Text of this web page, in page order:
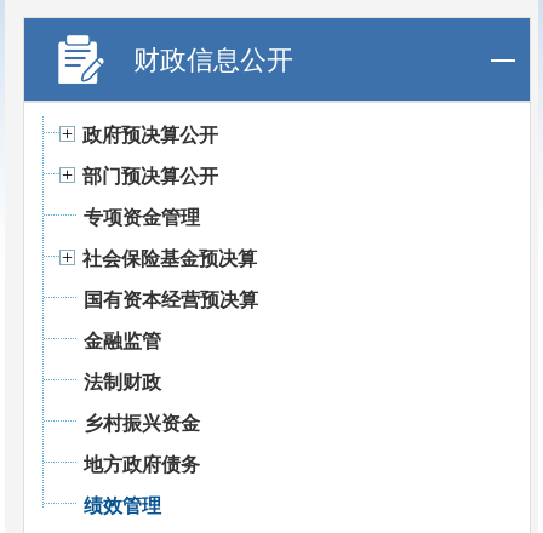
财政信息公开
政府预决算公开
部门预决算公开
专项资金管理
社会保险基金预决算
国有资本经营预决算
金融监管
法制财政
乡村振兴资金
地方政府债务
绩效管理